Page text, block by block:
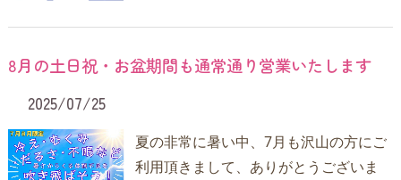
8月の土日祝・お盆期間も通常通り営業いたします
2025/07/25
夏の非常に暑い中、7月も沢山の方にご
利用頂きまして、ありがとうございま